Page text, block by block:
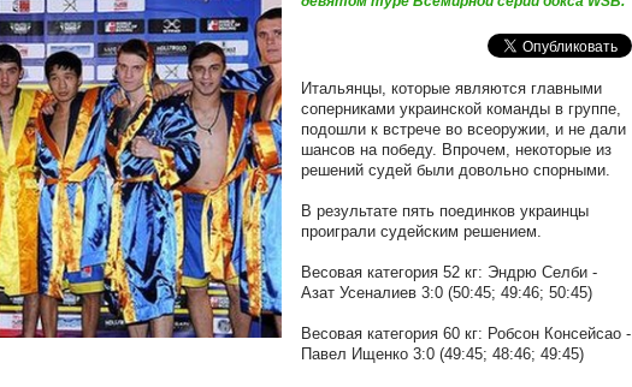
Итальянцы, которые являются главными
соперниками украинской команды в группе,
подошли к встрече во всеоружии, и не дали
шансов на победу. Впрочем, некоторые из
решений судей были довольно спорными.
В результате пять поединков украинцы
проиграли судейским решением.
Весовая категория 52 кг: Эндрю Селби -
Азат Усеналиев 3:0 (50:45; 49:46; 50:45)
Весовая категория 60 кг: Робсон Консейсао -
Павел Ищенко 3:0 (49:45; 48:46; 49:45)